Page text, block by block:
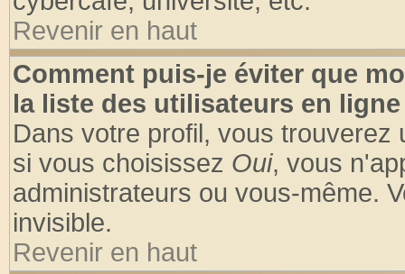
Revenir en haut
Comment puis-je éviter que
la liste des utilisateurs en
Dans votre profil, vous trouverez
si vous choisissez Oui, vous
administrateurs ou vous-même.
invisible.
Revenir en haut